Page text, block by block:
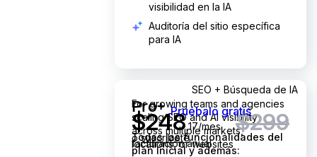
visibilidad en la IA
Auditoría del sitio específica
para IA
Pro+
SEO + Búsqueda de IA
For growing teams and agencies
scaling SEO and AI visibility
across multiple markets,
locations, or websites
248.17 dólares al mes
$248,17/mes
facturación anual
en lugar de 299 dólares al mes
$299
Pruébalo gratis
osuscríbete
Todas las funcionalidades del
plan Inicial y además: